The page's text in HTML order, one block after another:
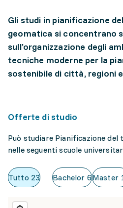
Gli studi in pianificazione
geomatica si concentrano
sull’organizzazione degli
tecniche moderne per la
sostenibile di città, regioni
Offerte di studio
Può studiare Pianificazione
nelle seguenti scuole
Tutto 23 Bachelor 6Master